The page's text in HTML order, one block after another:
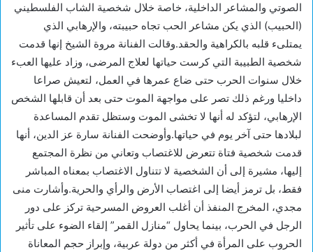
الصوتي والمشاعر الداخلية، خاصة خلال شخصية الشاب الفلسطيني
(الحبيب) الذي يكن مشاعر الحب تجاه حبيبته، والإرهابي الذي
يمتلىء قلبه بالكراهية والحقد.وقالت الفنانة مروة الشيخ إنها قدمت
شخصية الطبيبة التي كرست حياتها لعلاج المرضى، وزاد عليها العبء
خلال سنوات الحرب حتى ضاع عمرها في العمل، لتعيش صراعا
داخليا ورغم ذلك تصر على مواجهة الموت حتى بعد أن قابلها الشخص
الإرهابي، لتؤكد له أنها لا تخشى الموت وستظل تقدم المساعدة
لبلادها حتى آخر يوم في حياتها.وأوضحت الفنانة سارة عز الدين، أنها
قدمت شخصية فتاة تتعرض للاغتصاب وتعاني من نظرة المجتمع
إليها، مشيرة إلى أن الشخصية لا تتناول الاغتصاب بمعناه المباشر
فقط، بل ترمز أيضا إلى اغتصاب الأرض والرأي والحرية.وأشارت منى
مجدي، المخرج المنفذ أن أغلب العروض المسرحية تركز على دور
الرجل في الحرب، بينما يحاول “منازل القمر” إلقاء الضوء على تأثير
الحروب على المرأة في أكثر من دولة عربية، وإبراز حجم المعاناة